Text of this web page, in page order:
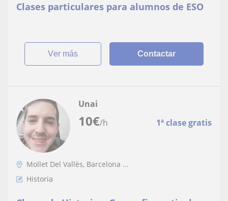
Clases particulares para alumnos de ESO
ver más Contactar
10€/h 1ª clase gratis
Unai
Mollet Del Vallès, Barcelona ...
Historia